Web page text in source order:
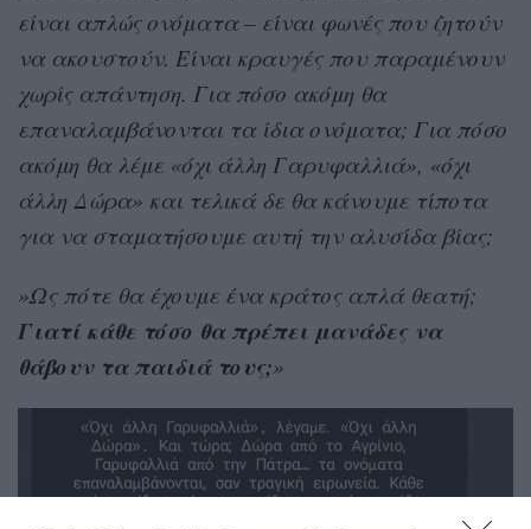
είναι απλώς ονόματα – είναι φωνές που ζητούν
να ακουστούν. Είναι κραυγές που παραμένουν
χωρίς απάντηση. Για πόσο ακόμη θα
επαναλαμβάνονται τα ίδια ονόματα; Για πόσο
ακόμη θα λέμε «όχι άλλη Γαρυφαλλιά», «όχι
άλλη Δώρα» και τελικά δε θα κάνουμε τίποτα
για να σταματήσουμε αυτή την αλυσίδα βίας;
»Ως πότε θα έχουμε ένα κράτος απλά θεατή;
Γιατί κάθε τόσο θα πρέπει μανάδες να
θάβουν τα παιδιά τους;»